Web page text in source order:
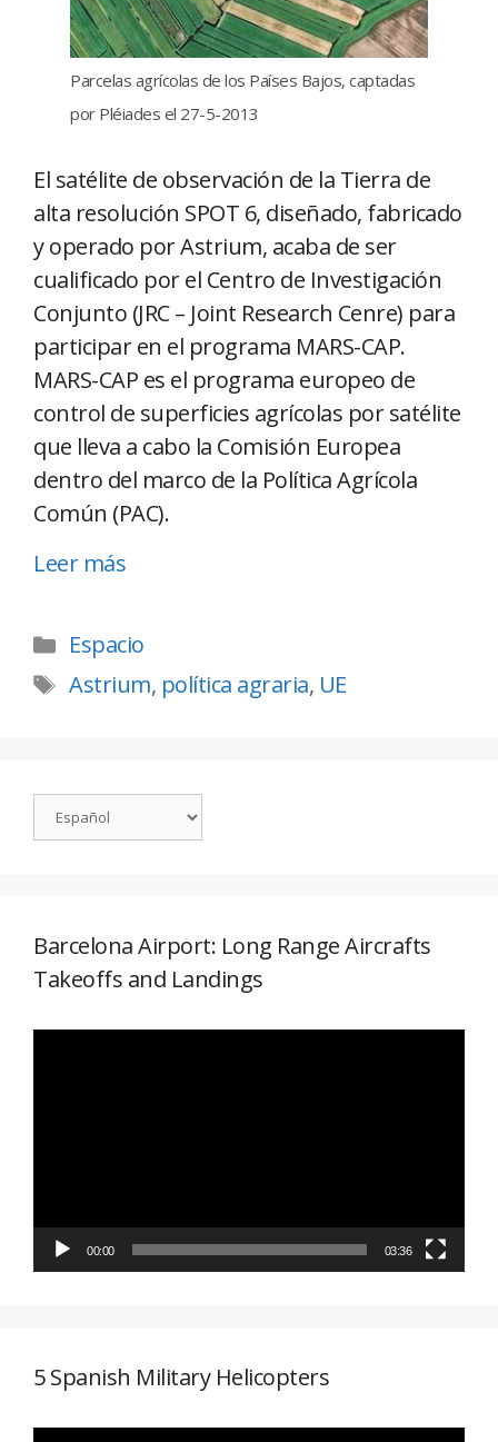
Parcelas agrícolas de los Países Bajos, captadas
por Pléiades el 27-5-2013
El satélite de observación de la Tierra de
alta resolución SPOT 6, diseñado, fabricado
y operado por Astrium, acaba de ser
cualificado por el Centro de Investigación
Conjunto (JRC – Joint Research Cenre) para
participar en el programa MARS-CAP.
MARS-CAP es el programa europeo de
control de superficies agrícolas por satélite
que lleva a cabo la Comisión Europea
dentro del marco de la Política Agrícola
Común (PAC).
Leer más
Espacio
Astrium, política agraria, UE
Barcelona Airport: Long Range Aircrafts
Takeoffs and Landings
00:00 03:36
5 Spanish Military Helicopters